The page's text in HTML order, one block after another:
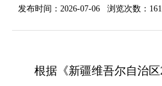
发布时间：2026-07-06 浏览次数：
根据《新疆维吾尔自治